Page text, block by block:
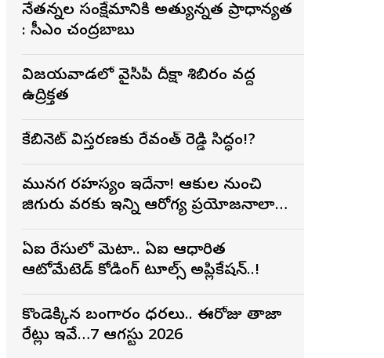
నేతన్నల సంక్షేమానికి అత్యున్నత ప్రాధాన్యత
: సీఎం చంద్రబాబు
విజయవాడలో వైసీపీ దీక్షా శిబిరం వద్ద
ఉద్రిక్తత
కేబినెట్ విస్తరణకు రేవంత్ రెడ్డి సిద్ధం!?
మునగ రహస్యం ఇదేనా! ఆకుల నుంచి
జిగురు వరకు ఇన్ని ఆరోగ్య ప్రయోజనాలా…
ఏఐ రేసులో మెటా.. ఏఐ ఆధారిత
ఆటోమేటెడ్ కోడింగ్ టూల్స్ అప్లికేషన్..!
కొండెక్కిన బంగారం ధరలు.. ఈరోజు తాజా
రేట్లు ఇవే…7 ఆగస్టు 2026